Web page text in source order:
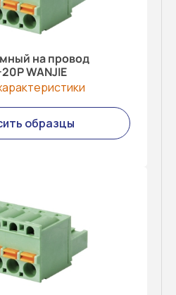
на провод
WANJIE
образцы